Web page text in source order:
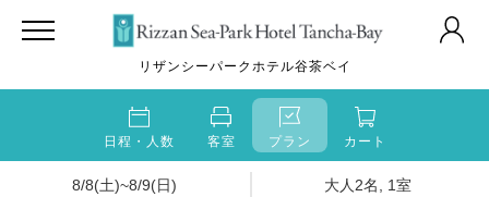
リザンシーパークホテル谷茶ベイ
日程・人数 客室 プラン カート
8/8(土)~8/9(日) 大人2名, 1室